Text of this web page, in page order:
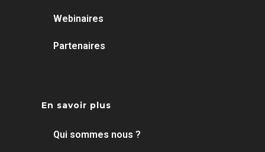
Webinaires
Partenaires
En savoir plus
Qui sommes nous ?